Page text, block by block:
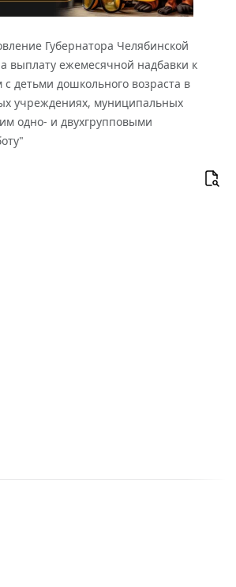
Губернатора Челябинской
выплату ежемесячной надбавки к
детьми дошкольного возраста в
учреждениях, муниципальных
одно- и двухгрупповыми